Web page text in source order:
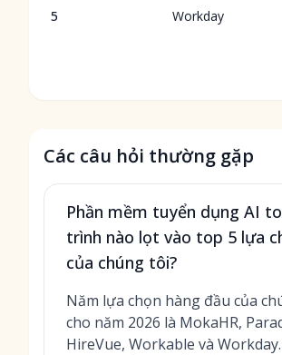
5 Workday
Các câu hỏi thường gặp
Phần mềm tuyển dụng AI
trình nào lọt vào top 5 lựa
của chúng tôi?
Năm lựa chọn hàng đầu của
cho năm 2026 là MokaHR,
HireVue, Workable và